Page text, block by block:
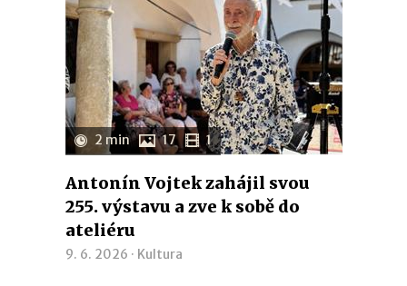
2 min 17 1
Antonín Vojtek zahájil svou
255. výstavu a zve k sobě do
ateliéru
9. 6. 2026 · Kultura